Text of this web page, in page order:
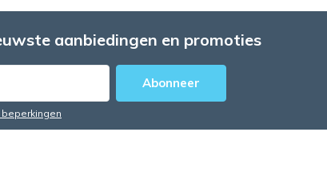
aanbiedingen en promoties
Abonneer